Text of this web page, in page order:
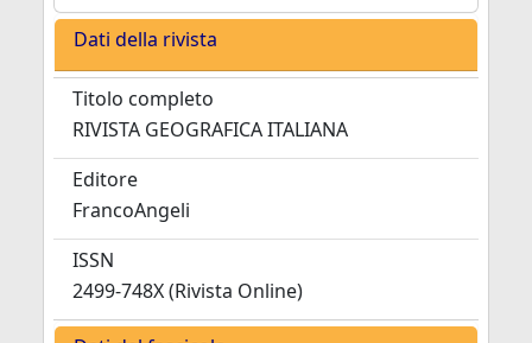
Dati della rivista
Titolo completo
RIVISTA GEOGRAFICA ITALIANA
Editore
FrancoAngeli
ISSN
2499-748X (Rivista Online)